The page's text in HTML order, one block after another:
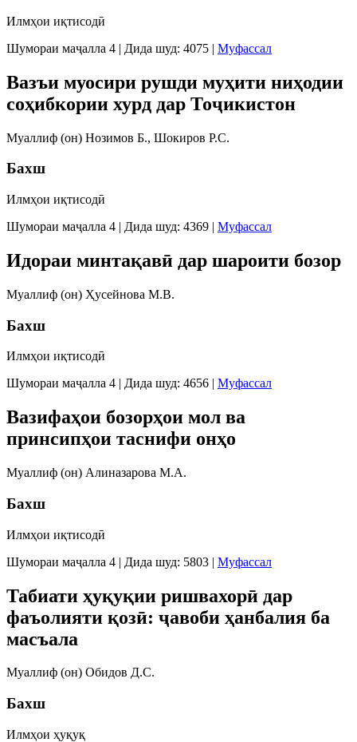
Илмҳои иқтисодӣ
Шумораи маҷалла 4 | Дида шуд: 4075 | Муфассал
Вазъи муосири рушди муҳити ниҳодии
соҳибкории хурд дар Тоҷикистон
Муаллиф (он) Нозимов Б., Шокиров Р.С.
Бахш
Илмҳои иқтисодӣ
Шумораи маҷалла 4 | Дида шуд: 4369 | Муфассал
Идораи минтақавӣ дар шароити бозор
Муаллиф (он) Ҳусейнова М.В.
Бахш
Илмҳои иқтисодӣ
Шумораи маҷалла 4 | Дида шуд: 4656 | Муфассал
Вазифаҳои бозорҳои мол ва
принсипҳои таснифи онҳо
Муаллиф (он) Алиназарова М.А.
Бахш
Илмҳои иқтисодӣ
Шумораи маҷалла 4 | Дида шуд: 5803 | Муфассал
Табиати ҳуқуқии ришвахорӣ дар
фаъолияти қозӣ: ҷавоби ҳанбалия ба
масъала
Муаллиф (он) Обидов Д.C.
Бахш
Илмҳои ҳуқуқ